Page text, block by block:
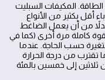
الطاقة. المكيفات السبليت
أقل بكثير من الأنواع
بدلاً من أن يعمل الضاغط
كاملة مرة أخرى (كما في
حسب الحاجة. عندما
تقترب من درجة الحرارة
ثلاثين إلى خمسين بالمئة